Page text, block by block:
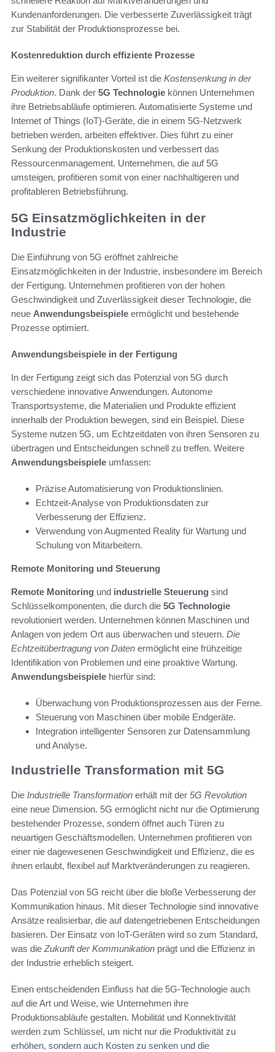
Kundenanforderungen. Die verbesserte Zuverlässigkeit trägt
zur Stabilität der Produktionsprozesse bei.
Kostenreduktion durch effiziente Prozesse
Ein weiterer signifikanter Vorteil ist die Kostensenkung in der
Produktion. Dank der 5G Technologie können Unternehmen
ihre Betriebsabläufe optimieren. Automatisierte Systeme und
Internet of Things (IoT)-Geräte, die in einem 5G-Netzwerk
betrieben werden, arbeiten effektiver. Dies führt zu einer
Senkung der Produktionskosten und verbessert das
Ressourcenmanagement. Unternehmen, die auf 5G
umsteigen, profitieren somit von einer nachhaltigeren und
profitableren Betriebsführung.
5G Einsatzmöglichkeiten in der
Industrie
Die Einführung von 5G eröffnet zahlreiche
Einsatzmöglichkeiten in der Industrie, insbesondere im Bereich
der Fertigung. Unternehmen profitieren von der hohen
Geschwindigkeit und Zuverlässigkeit dieser Technologie, die
neue Anwendungsbeispiele ermöglicht und bestehende
Prozesse optimiert.
Anwendungsbeispiele in der Fertigung
In der Fertigung zeigt sich das Potenzial von 5G durch
verschiedene innovative Anwendungen. Autonome
Transportsysteme, die Materialien und Produkte effizient
innerhalb der Produktion bewegen, sind ein Beispiel. Diese
Systeme nutzen 5G, um Echtzeitdaten von ihren Sensoren zu
übertragen und Entscheidungen schnell zu treffen. Weitere
Anwendungsbeispiele umfassen:
Präzise Automatisierung von Produktionslinien.
Echtzeit-Analyse von Produktionsdaten zur
Verbesserung der Effizienz.
Verwendung von Augmented Reality für Wartung und
Schulung von Mitarbeitern.
Remote Monitoring und Steuerung
Remote Monitoring und industrielle Steuerung sind
Schlüsselkomponenten, die durch die 5G Technologie
revolutioniert werden. Unternehmen können Maschinen und
Anlagen von jedem Ort aus überwachen und steuern. Die
Echtzeitübertragung von Daten ermöglicht eine frühzeitige
Identifikation von Problemen und eine proaktive Wartung.
Anwendungsbeispiele hierfür sind:
Überwachung von Produktionsprozessen aus der Ferne.
Steuerung von Maschinen über mobile Endgeräte.
Integration intelligenter Sensoren zur Datensammlung
und Analyse.
Industrielle Transformation mit 5G
Die Industrielle Transformation erhält mit der 5G Revolution
eine neue Dimension. 5G ermöglicht nicht nur die Optimierung
bestehender Prozesse, sondern öffnet auch Türen zu
neuartigen Geschäftsmodellen. Unternehmen profitieren von
einer nie dagewesenen Geschwindigkeit und Effizienz, die es
ihnen erlaubt, flexibel auf Marktveränderungen zu reagieren.
Das Potenzial von 5G reicht über die bloße Verbesserung der
Kommunikation hinaus. Mit dieser Technologie sind innovative
Ansätze realisierbar, die auf datengetriebenen Entscheidungen
basieren. Der Einsatz von IoT-Geräten wird so zum Standard,
was die Zukunft der Kommunikation prägt und die Effizienz in
der Industrie erheblich steigert.
Einen entscheidenden Einfluss hat die 5G-Technologie auch
auf die Art und Weise, wie Unternehmen ihre
Produktionsabläufe gestalten. Mobilität und Konnektivität
werden zum Schlüssel, um nicht nur die Produktivität zu
erhöhen, sondern auch Kosten zu senken und die